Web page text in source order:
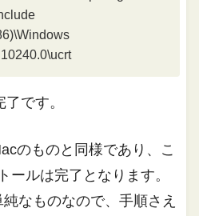
です。
のものと同様であり、こ
ールは完了となります。
なものなので、手順さえ